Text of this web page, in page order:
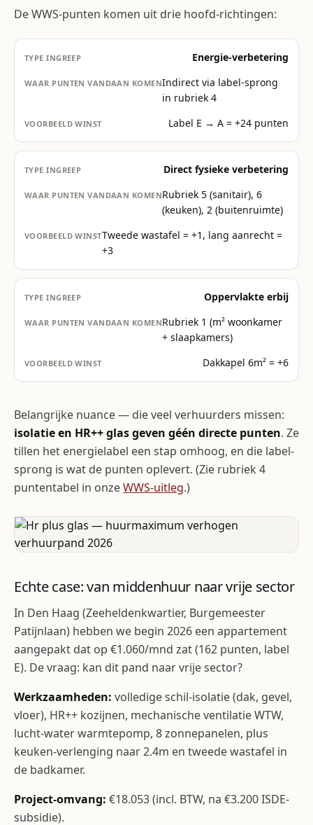
De WWS-punten komen uit drie hoofd-richtingen:
Energie-verbetering
Indirect via label-sprong
in rubriek 4
Label E → A = +24 punten
Direct fysieke verbetering
Rubriek 5 (sanitair), 6
(keuken), 2 (buitenruimte)
Tweede wastafel = +1, lang aanrecht =
+3
Oppervlakte erbij
Rubriek 1 (m² woonkamer
+ slaapkamers)
Dakkapel 6m² = +6
Belangrijke nuance — die veel verhuurders missen:
isolatie en HR++ glas geven géén directe punten. Ze
tillen het energielabel een stap omhoog, en die label-
sprong is wat de punten oplevert. (Zie rubriek 4
puntentabel in onzeWWS-uitleg.)
Echte case: van middenhuur naar vrije sector
In Den Haag (Zeeheldenkwartier, Burgemeester
Patijnlaan) hebben we begin 2026 een appartement
aangepakt dat op €1.060/mnd zat (162 punten, label
E). De vraag: kan dit pand naar vrije sector?
Werkzaamheden: volledige schil-isolatie (dak, gevel,
vloer), HR++ kozijnen, mechanische ventilatie WTW,
lucht-water warmtepomp, 8 zonnepanelen, plus
keuken-verlenging naar 2.4m en tweede wastafel in
de badkamer.
Project-omvang: €18.053 (incl. BTW, na €3.200 ISDE-
subsidie).